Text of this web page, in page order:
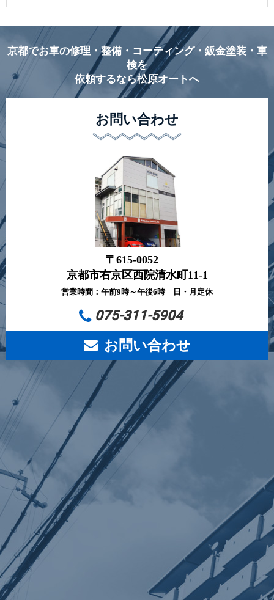
京都でお車の修理・整備・コーティング・鈑金塗装・車
検を
依頼するなら松原オートへ
お問い合わせ
〒615-0052
京都市右京区西院清水町11-1
営業時間：午前9時～午後6時 日・月定休
075-311-5904
お問い合わせ